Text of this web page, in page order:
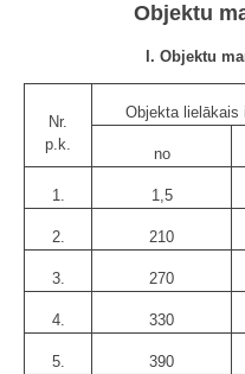
Objektu
I. Objektu
Nr.
p.k.
Objekta lielākais
no
1. 1,5
2. 210
3. 270
4. 330
5. 390